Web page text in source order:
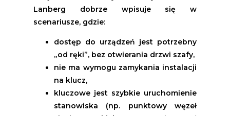
Lanberg dobrze wpisuje się w
scenariusze, gdzie:
dostęp do urządzeń jest potrzebny
„od ręki”, bez otwierania drzwi szafy,
nie ma wymogu zamykania instalacji
na klucz,
kluczowe jest szybkie uruchomienie
stanowiska (np. punktowy węzeł